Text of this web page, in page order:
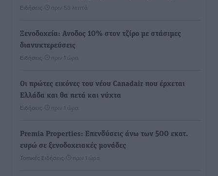
Ειδήσεις πριν 58 λεπτά
Ξενοδοχεία: Ανοδος 10% στον τζίρο με στάσιμες
διανυκτερεύσεις
Ειδήσεις πριν 1 ώρα
Οι πρώτες εικόνες του νέου Canadair που έρχεται
Ελλάδα και θα πετά και νύχτα
Ειδήσεις πριν 1 ώρα
Premia Properties: Επενδύσεις άνω των 500 εκατ.
ευρώ σε ξενοδοχειακές μονάδες
Τοπικές Ειδήσεις πριν 1 ώρα